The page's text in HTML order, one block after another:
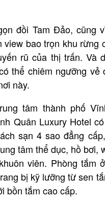
đồi Tam Đảo, cũng
view bao trọn khu rừng
rũ của thị trấn. Và
thể chiêm ngưỡng vẻ
này.
tâm thành phố
Quân Luxury Hotel
sạn 4 sao đẳng
tâm thể dục, hồ bơi,
viên. Phòng tắm
bị kỹ lưỡng từ sen
bồn tắm cao cấp.